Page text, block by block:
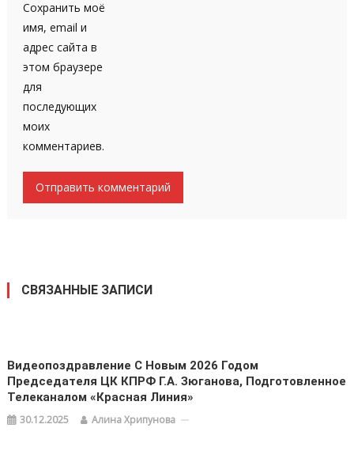
Сохранить моё
имя, email и
адрес сайта в
этом браузере
для
последующих
моих
комментариев.
СВЯЗАННЫЕ ЗАПИСИ
Видеопоздравление С Новым 2026 Годом
Председателя ЦК КПРФ Г.А. Зюганова, Подготовленное
Телеканалом «Красная Линия»
30.12.2025 Алина Хрипунова